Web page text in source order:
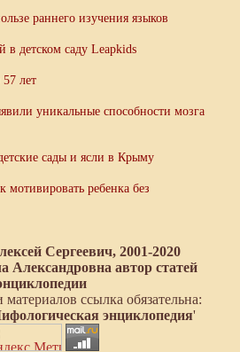
раннего изучения языков
в детском саду Leapkids
лет
уникальные способности мозга
сады и ясли в Крыму
мотивировать ребенка без
Сергеевич, 2001-2020
Александровна автор статей
ссылка обязательна:
энциклопедия'